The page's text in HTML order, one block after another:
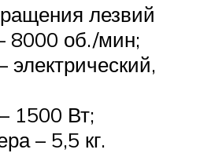
лезвий
8000 об./мин;
электрический,
1500 Вт;
– 5,5 кг.